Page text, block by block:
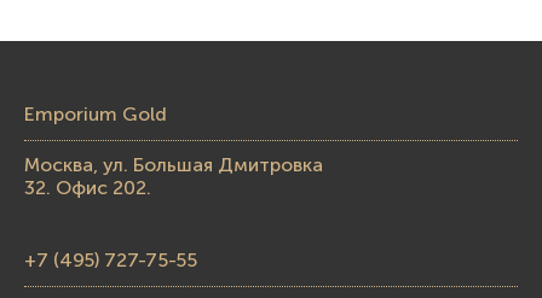
Emporium Gold
Москва, ул. Большая Дмитровка
32. Офис 202.
+7 (495) 727-75-55